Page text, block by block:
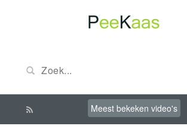
Meest bekeken video's